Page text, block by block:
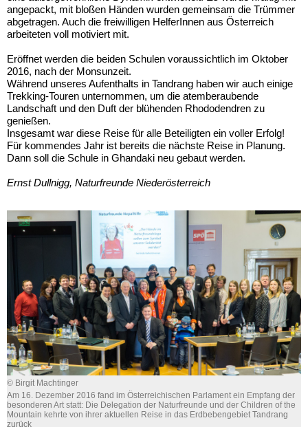
angepackt, mit bloßen Händen wurden gemeinsam die Trümmer
abgetragen. Auch die freiwilligen HelferInnen aus Österreich
arbeiteten voll motiviert mit.
Eröffnet werden die beiden Schulen voraussichtlich im Oktober
2016, nach der Monsunzeit.
Während unseres Aufenthalts in Tandrang haben wir auch einige
Trekking-Touren unternommen, um die atemberaubende
Landschaft und den Duft der blühenden Rhododendren zu
genießen.
Insgesamt war diese Reise für alle Beteiligten ein voller Erfolg!
Für kommendes Jahr ist bereits die nächste Reise in Planung.
Dann soll die Schule in Ghandaki neu gebaut werden.
Ernst Dullnigg, Naturfreunde Niederösterreich
© Birgit Machtinger
Am 16. Dezember 2016 fand im Österreichischen Parlament ein Empfang der
besonderen Art statt: Die Delegation der Naturfreunde und der Children of the
Mountain kehrte von ihrer aktuellen Reise in das Erdbebengebiet Tandrang
zurück